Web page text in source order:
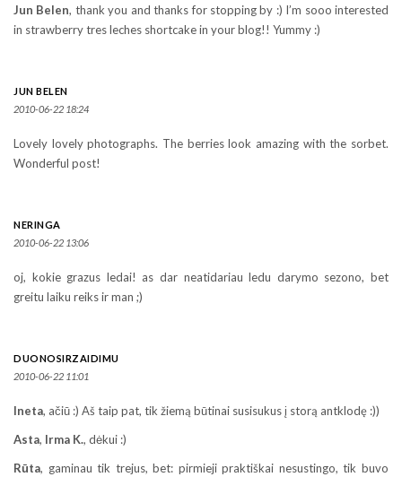
Jun Belen, thank you and thanks for stopping by :) I’m sooo interested
in strawberry tres leches shortcake in your blog!! Yummy :)
JUN BELEN
2010-06-22 18:24
Lovely lovely photographs. The berries look amazing with the sorbet.
Wonderful post!
NERINGA
2010-06-22 13:06
oj, kokie grazus ledai! as dar neatidariau ledu darymo sezono, bet
greitu laiku reiks ir man ;)
DUONOSIRZAIDIMU
2010-06-22 11:01
Ineta, ačiū :) Aš taip pat, tik žiemą būtinai susisukus į storą antklodę :))
Asta, Irma K., dėkui :)
Rūta, gaminau tik trejus, bet: pirmieji praktiškai nesustingo, tik buvo